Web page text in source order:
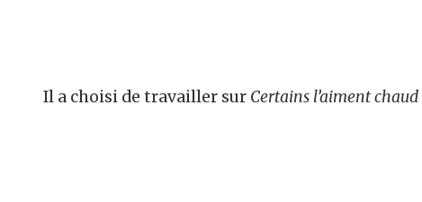
Il a choisi de travailler sur Certains l’aiment chaud